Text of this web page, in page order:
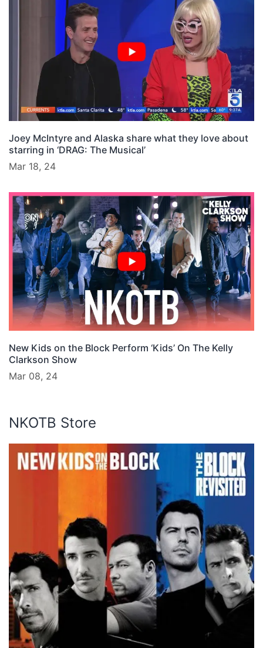
Joey McIntyre and Alaska share what they love about
starring in ‘DRAG: The Musical’
Mar 18, 24
New Kids on the Block Perform ‘Kids’ On The Kelly
Clarkson Show
Mar 08, 24
NKOTB Store